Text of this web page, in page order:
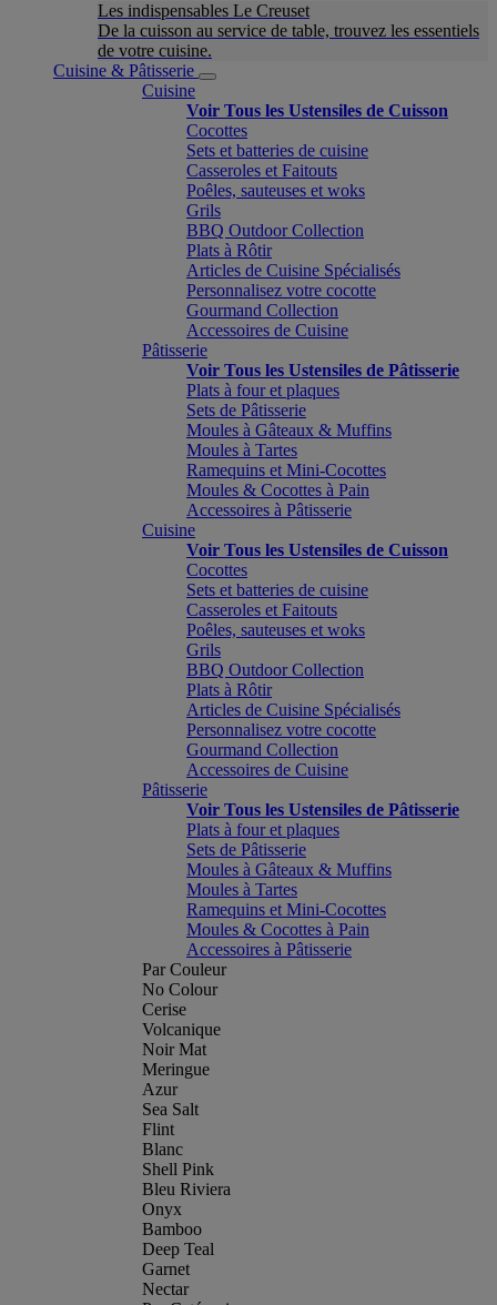
Les indispensables Le Creuset
De la cuisson au service de table, trouvez les essentiels
de votre cuisine.
Cuisine & Pâtisserie
Cuisine
Voir Tous les Ustensiles de Cuisson
Cocottes
Sets et batteries de cuisine
Casseroles et Faitouts
Poêles, sauteuses et woks
Grils
BBQ Outdoor Collection
Plats à Rôtir
Articles de Cuisine Spécialisés
Personnalisez votre cocotte
Gourmand Collection
Accessoires de Cuisine
Pâtisserie
Voir Tous les Ustensiles de Pâtisserie
Plats à four et plaques
Sets de Pâtisserie
Moules à Gâteaux & Muffins
Moules à Tartes
Ramequins et Mini-Cocottes
Moules & Cocottes à Pain
Accessoires à Pâtisserie
Cuisine
Voir Tous les Ustensiles de Cuisson
Cocottes
Sets et batteries de cuisine
Casseroles et Faitouts
Poêles, sauteuses et woks
Grils
BBQ Outdoor Collection
Plats à Rôtir
Articles de Cuisine Spécialisés
Personnalisez votre cocotte
Gourmand Collection
Accessoires de Cuisine
Pâtisserie
Voir Tous les Ustensiles de Pâtisserie
Plats à four et plaques
Sets de Pâtisserie
Moules à Gâteaux & Muffins
Moules à Tartes
Ramequins et Mini-Cocottes
Moules & Cocottes à Pain
Accessoires à Pâtisserie
Par Couleur
No Colour
Cerise
Volcanique
Noir Mat
Meringue
Azur
Sea Salt
Flint
Blanc
Shell Pink
Bleu Riviera
Onyx
Bamboo
Deep Teal
Garnet
Nectar